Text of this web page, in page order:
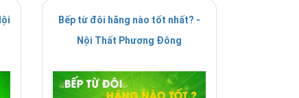
Bếp từ đôi hãng nào tốt nhất? -
Nội Thất Phương Đông